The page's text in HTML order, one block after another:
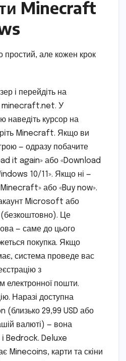
Minecraft
простий, але кожен крок
і перейдіть на
minecraft.net. У
наведіть курсор на
Minecraft. Якщо ви
— одразу побачите
it again» або «Download
10/11». Якщо ні —
Minecraft» або «Buy now».
акаунт Microsoft або
(безкоштовно). Це
— саме до цього
покупка. Якщо
система проведе вас
з
електронної пошти.
Наразі доступна
(близько 29,99 USD або
валюті) — вона
і Bedrock. Deluxe
Minecoins, карти та скіни